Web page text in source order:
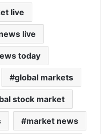
live
live
today
global markets
stock market
market news